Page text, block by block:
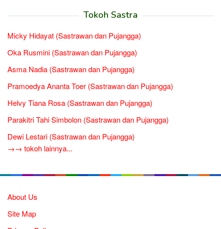
Tokoh Sastra
Micky Hidayat (Sastrawan dan Pujangga)
Oka Rusmini (Sastrawan dan Pujangga)
Asma Nadia (Sastrawan dan Pujangga)
Pramoedya Ananta Toer (Sastrawan dan Pujangga)
Helvy Tiana Rosa (Sastrawan dan Pujangga)
Parakitri Tahi Simbolon (Sastrawan dan Pujangga)
Dewi Lestari (Sastrawan dan Pujangga)
→→ tokoh lainnya...
About Us
Site Map